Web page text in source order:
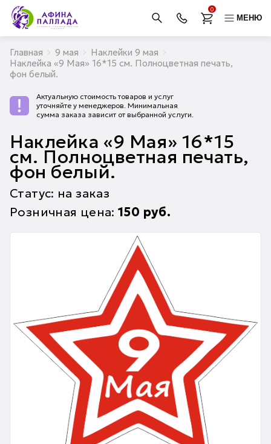
0
МЕНЮ
Главная 9 мая
Наклейки 9 мая
Наклейка «9 Мая» 16*15 см. Полноцветная печать,
фон белый.
Актуальную стоимость товаров и услуг
уточняйте у менеджеров. Минимальная
сумма заказа зависит от выбранной услуги.
Наклейка «9 Мая» 16*15
см. Полноцветная печать,
фон белый.
Статус: на заказ
Розничная цена:150 руб.